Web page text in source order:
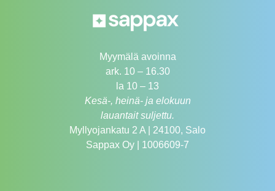
Myymälä avoinna
ark. 10 – 16.30
la 10 – 13
Kesä-, heinä- ja elokuun
lauantait suljettu.
Myllyojankatu 2 A | 24100, Salo
Sappax Oy | 1006609-7